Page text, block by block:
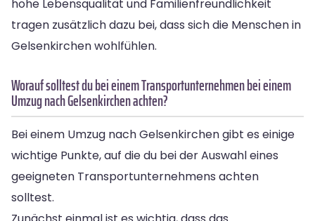
hohe Lebensqualität und Familienfreundlichkeit
tragen zusätzlich dazu bei, dass sich die Menschen in
Gelsenkirchen wohlfühlen.
Worauf solltest du bei einem Transportunternehmen bei einem
Umzug nach Gelsenkirchen achten?
Bei einem Umzug nach Gelsenkirchen gibt es einige
wichtige Punkte, auf die du bei der Auswahl eines
geeigneten Transportunternehmens achten
solltest.